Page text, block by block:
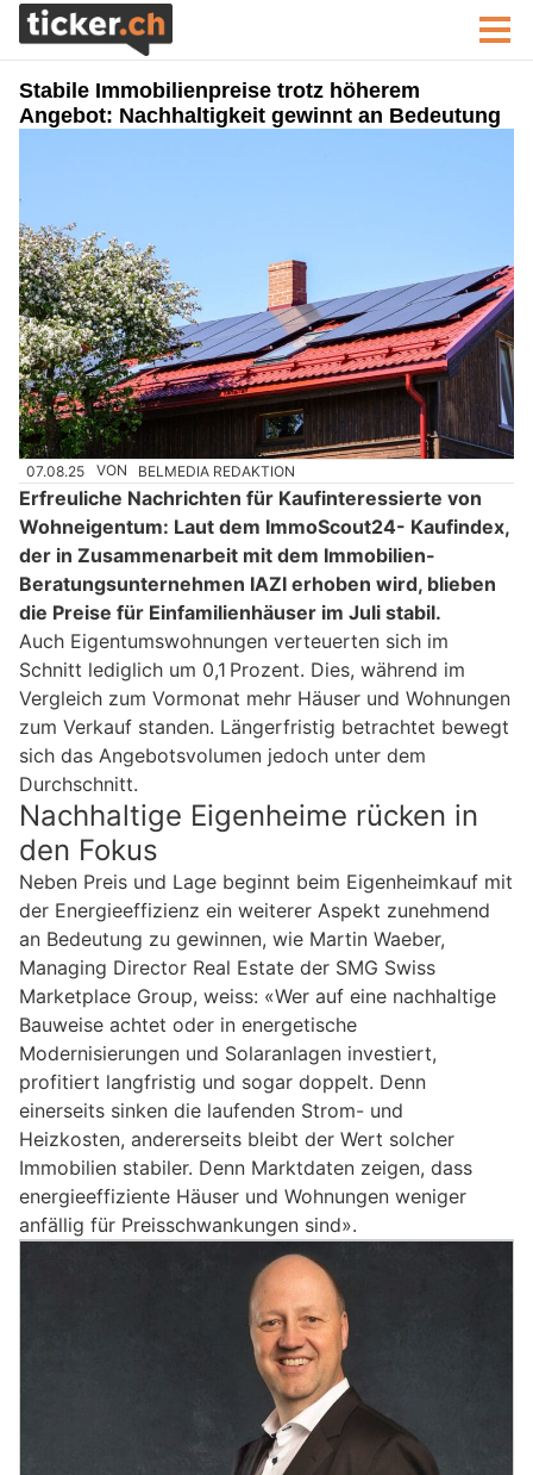
Stabile Immobilienpreise trotz höherem
Angebot: Nachhaltigkeit gewinnt an Bedeutung
07.08.25 VON BELMEDIA REDAKTION
Erfreuliche Nachrichten für Kaufinteressierte von
Wohneigentum: Laut dem ImmoScout24- Kaufindex,
der in Zusammenarbeit mit dem Immobilien-
Beratungsunternehmen IAZI erhoben wird, blieben
die Preise für Einfamilienhäuser im Juli stabil.
Auch Eigentumswohnungen verteuerten sich im
Schnitt lediglich um 0,1 Prozent. Dies, während im
Vergleich zum Vormonat mehr Häuser und Wohnungen
zum Verkauf standen. Längerfristig betrachtet bewegt
sich das Angebotsvolumen jedoch unter dem
Durchschnitt.
Nachhaltige Eigenheime rücken in
den Fokus
Neben Preis und Lage beginnt beim Eigenheimkauf mit
der Energieeffizienz ein weiterer Aspekt zunehmend
an Bedeutung zu gewinnen, wie Martin Waeber,
Managing Director Real Estate der SMG Swiss
Marketplace Group, weiss: «Wer auf eine nachhaltige
Bauweise achtet oder in energetische
Modernisierungen und Solaranlagen investiert,
profitiert langfristig und sogar doppelt. Denn
einerseits sinken die laufenden Strom- und
Heizkosten, andererseits bleibt der Wert solcher
Immobilien stabiler. Denn Marktdaten zeigen, dass
energieeffiziente Häuser und Wohnungen weniger
anfällig für Preisschwankungen sind».